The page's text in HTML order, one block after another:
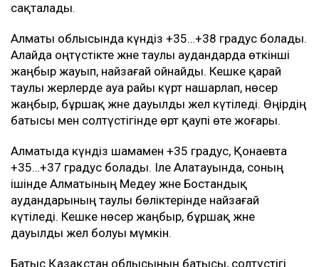
сақталады.
Алматы облысында күндіз +35…+38 градус болады.
Алайда оңтүстікте және таулы аудандарда өткінші
жаңбыр жауып, найзағай ойнайды. Кешке қарай
таулы жерлерде ауа райы күрт нашарлап, нөсер
жаңбыр, бұршақ және дауылды жел күтіледі. Өңірдің
батысы мен солтүстігінде өрт қаупі өте жоғары.
Алматыда күндіз шамамен +35 градус, Қонаевта
+35…+37 градус болады. Іле Алатауында, соның
ішінде Алматының Медеу және Бостандық
аудандарының таулы бөліктерінде найзағай
күтіледі. Кешке нөсер жаңбыр, бұршақ және
дауылды жел болуы мүмкін.
Батыс Қазақстан облысының батысы, солтүстігі